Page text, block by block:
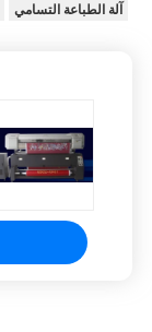
آلة الطباعة التسامي